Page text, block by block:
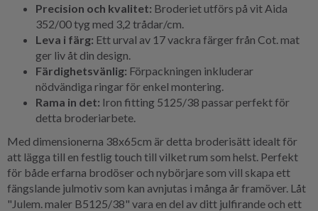
Precision och kvalitet: Broderiet utförs på vit Aida
352/00 tyg med 3,2 trådar/cm.
Leva i färg: Ett urval av 17 vackra färger från Cot. mat
ger liv åt din design.
Färdighetsvänlig: Förpackningen inkluderar
nödvändiga ringar för enkel montering.
Rama in det: Iron fitting 5125/38 passar perfekt för
detta broderiarbete.
Med dimensionerna 38x65cm är detta broderisätt idealt för
att lägga till en festlig touch till vilket rum som helst. Perfekt
för både erfarna brodöser och nybörjare som vill skapa ett
fängslande julmotiv som kan avnjutas i många år framöver. Låt
"Julem. maler B5125/38" vara en del av ditt julfirande och ett